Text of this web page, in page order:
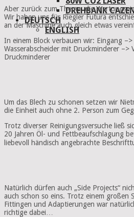
DREHBANK
DEUTSCH
ENGLISH
Aber zurück zum Thema: die
Wir haben uns für Riegler Futura
an der Maschine auch gleich etwas
In einem Block verbauen wir: Eingang
Wasserabscheider mit Druckminderer –>
Druckminderer
Um das Blech zu schonen setzen wir
die Einheit auch ohne 2. Person zum
Trotz diverser Reinigungsversuche ließ
20 Jahren Öl- und Fettbeaufschlagung
liebevoll händisch angebrachte
Natürlich dürfen auch „Side Projects“
auch schon so eins. Trotz einem großen
Fittingen und Adaptierungen war
richtige dabei…